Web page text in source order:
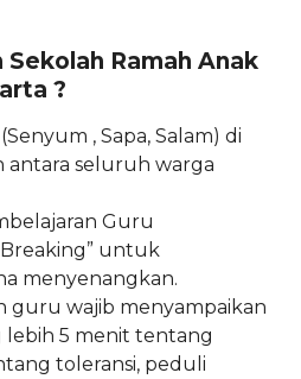
Ramah Anak
?
, Sapa, Salam) di
antara seluruh warga
Guru
untuk
menyenangkan.
guru wajib menyampaikan
lebih 5 menit tentang
toleransi, peduli